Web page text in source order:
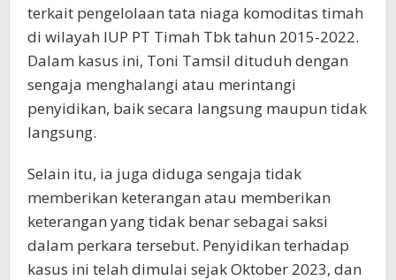
terkait pengelolaan tata niaga komoditas timah
di wilayah IUP PT Timah Tbk tahun 2015-2022.
Dalam kasus ini, Toni Tamsil dituduh dengan
sengaja menghalangi atau merintangi
penyidikan, baik secara langsung maupun tidak
langsung.
Selain itu, ia juga diduga sengaja tidak
memberikan keterangan atau memberikan
keterangan yang tidak benar sebagai saksi
dalam perkara tersebut. Penyidikan terhadap
kasus ini telah dimulai sejak Oktober 2023, dan